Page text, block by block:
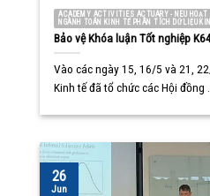
ACADEMY ACTIVITIES ACTUARY - NEU HOẠT
NGÀNH TOÁN KINH TẾ PHÂN TÍCH DỮ LIỆU
Bảo vệ Khóa luận Tốt nghiệp
Vào các ngày 15, 16/5 và 21,
Kinh tế đã tổ chức các Hội đồng
26
Jun